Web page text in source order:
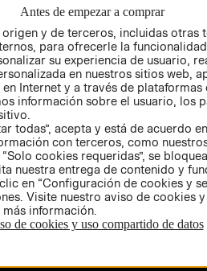
DE
(INGLÉS)
COMERCIO - SIC
PETICIONES
QUEJAS Y
RECLAMOS
Antes de empezar a comprar
y de terceros, incluidas otras
para ofrecerle la
su experiencia de usuario,
en nuestros sitios web,
Internet y a través de plataformas
información sobre el usuario, los
todas”, acepta y está de acuerdo
con terceros, como
cookies requeridas”, se
nuestra entrega de contenido y
en “Configuración de cookies y
Visite nuestro aviso de cookies
información.
de cookies y uso compartido de datos